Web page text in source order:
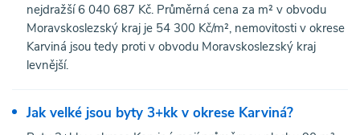
nejdražší 6 040 687 Kč. Průměrná cena za m² v obvodu
Moravskoslezský kraj je 54 300 Kč/m², nemovitosti v okrese
Karviná jsou tedy proti v obvodu Moravskoslezský kraj
levnější.
Jak velké jsou byty 3+kk v okrese Karviná?